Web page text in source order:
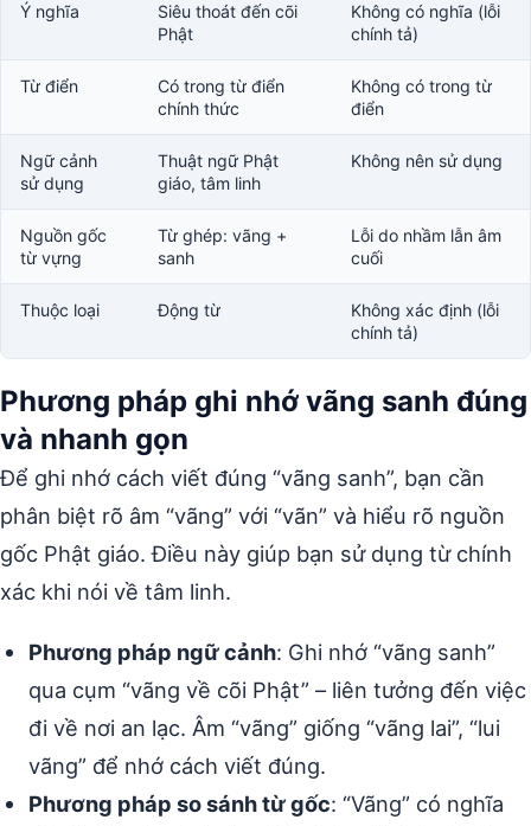
Ý nghĩa
Siêu thoát đến cõi
Phật
Không có nghĩa (lỗi
chính tả)
Từ điển
Có trong từ điển
chính thức
Không có trong từ
điển
Ngữ cảnh
sử dụng
Thuật ngữ Phật
giáo, tâm linh
Không nên sử dụng
Nguồn gốc
từ vựng
Từ ghép: vãng +
sanh
Lỗi do nhầm lẫn âm
cuối
Thuộc loại Động từ
Không xác định (lỗi
chính tả)
Phương pháp ghi nhớ vãng sanh đúng
và nhanh gọn
Để ghi nhớ cách viết đúng “vãng sanh”, bạn cần
phân biệt rõ âm “vãng” với “vãn” và hiểu rõ nguồn
gốc Phật giáo. Điều này giúp bạn sử dụng từ chính
xác khi nói về tâm linh.
Phương pháp ngữ cảnh: Ghi nhớ “vãng sanh”
qua cụm “vãng về cõi Phật” – liên tưởng đến việc
đi về nơi an lạc. Âm “vãng” giống “vãng lai”, “lui
vãng” để nhớ cách viết đúng.
Phương pháp so sánh từ gốc: “Vãng” có nghĩa